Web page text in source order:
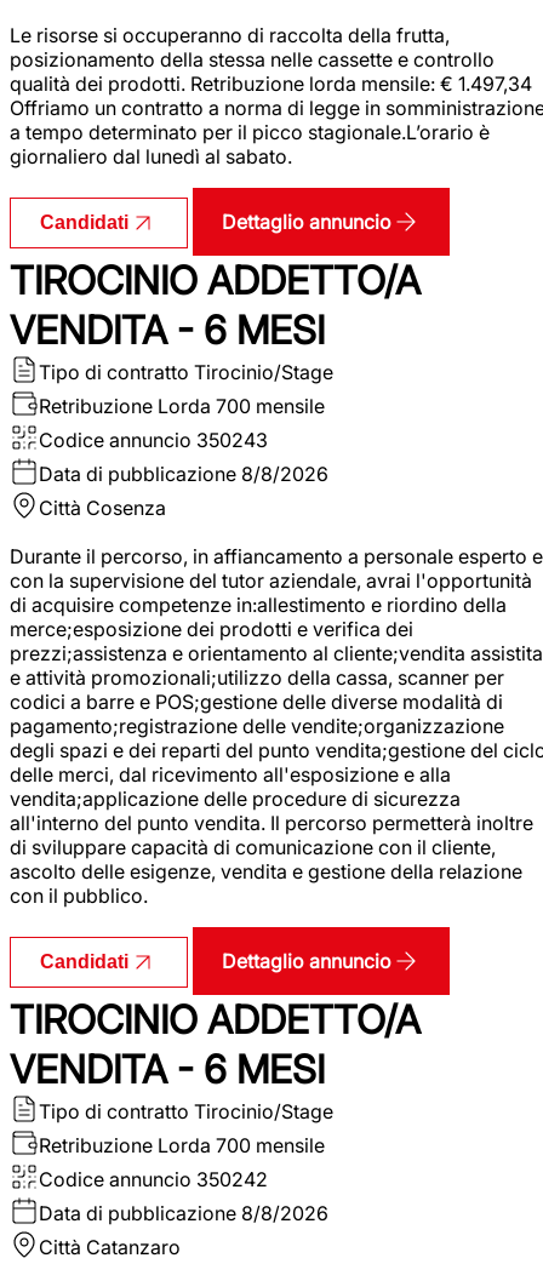
Le risorse si occuperanno di raccolta della frutta,
posizionamento della stessa nelle cassette e controllo
qualità dei prodotti. Retribuzione lorda mensile: € 1.497,34
Offriamo un contratto a norma di legge in
a tempo determinato per il picco stagionale.L’orario è
giornaliero dal lunedì al sabato.
Candidati Dettaglio annuncio
TIROCINIO ADDETTO/A
VENDITA - 6 MESI
Tipo di contratto Tirocinio/Stage
Retribuzione Lorda 700 mensile
Codice annuncio 350243
Data di pubblicazione 8/8/2026
Città Cosenza
Durante il percorso, in affiancamento a personale esperto e
con la supervisione del tutor aziendale, avrai l'opportunità
di acquisire competenze in:allestimento e riordino della
merce;esposizione dei prodotti e verifica dei
prezzi;assistenza e orientamento al cliente;vendita assistita
e attività promozionali;utilizzo della cassa, scanner per
codici a barre e POS;gestione delle diverse modalità di
pagamento;registrazione delle vendite;organizzazione
degli spazi e dei reparti del punto vendita;gestione del
delle merci, dal ricevimento all'esposizione e alla
vendita;applicazione delle procedure di sicurezza
all'interno del punto vendita. Il percorso permetterà inoltre
di sviluppare capacità di comunicazione con il cliente,
ascolto delle esigenze, vendita e gestione della relazione
con il pubblico.
Candidati Dettaglio annuncio
TIROCINIO ADDETTO/A
VENDITA - 6 MESI
Tipo di contratto Tirocinio/Stage
Retribuzione Lorda 700 mensile
Codice annuncio 350242
Data di pubblicazione 8/8/2026
Città Catanzaro